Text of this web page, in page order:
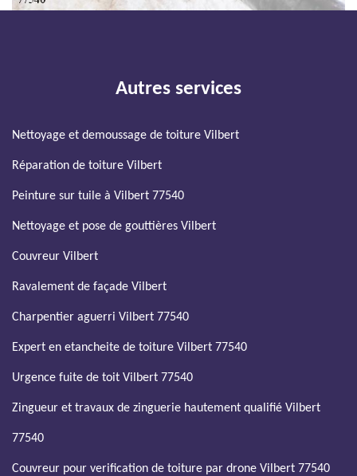
Autres services
Nettoyage et demoussage de toiture Vilbert
Réparation de toiture Vilbert
Peinture sur tuile à Vilbert 77540
Nettoyage et pose de gouttières Vilbert
Couvreur Vilbert
Ravalement de façade Vilbert
Charpentier aguerri Vilbert 77540
Expert en etancheite de toiture Vilbert 77540
Urgence fuite de toit Vilbert 77540
Zingueur et travaux de zinguerie hautement qualifié Vilbert
77540
Couvreur pour verification de toiture par drone Vilbert 77540